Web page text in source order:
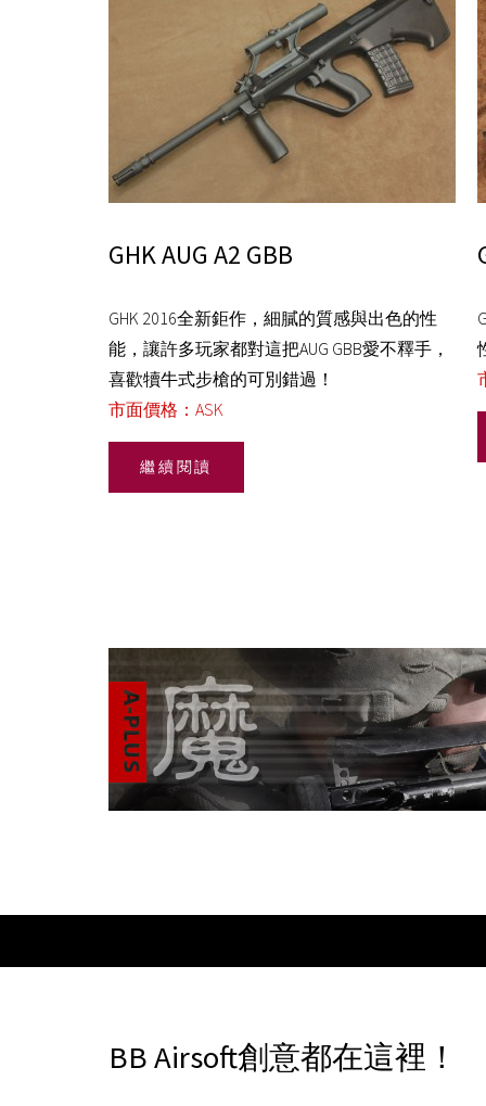
GHK AUG A2 GBB
GHK 2016全新鉅作，細膩的質感與出色的性
能，讓許多玩家都對這把AUG GBB愛不釋手，
喜歡犢牛式步槍的可別錯過！
市面價格：ASK
繼續閱讀
BB Airsoft創意都在這裡！